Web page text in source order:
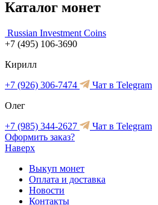
Каталог монет
Russian Investment Coins
+7 (495) 106-3690
Кирилл
+7 (926) 306-7474
Чат в Telegram
Олег
+7 (985) 344-2627
Чат в Telegram
Оформить заказ?
Наверх
Выкуп монет
Оплата и доставка
Новости
Контакты